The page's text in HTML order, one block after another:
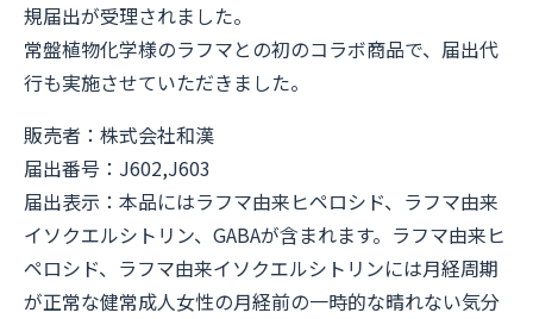
規届出が受理されました。
常盤植物化学様のラフマとの初のコラボ商品で、届出代
行も実施させていただきました。
販売者：株式会社和漢
届出番号：J602,J603
届出表示：本品にはラフマ由来ヒペロシド、ラフマ由来
イソクエルシトリン、GABAが含まれます。ラフマ由来ヒ
ペロシド、ラフマ由来イソクエルシトリンには月経周期
が正常な健常成人女性の月経前の一時的な晴れない気分